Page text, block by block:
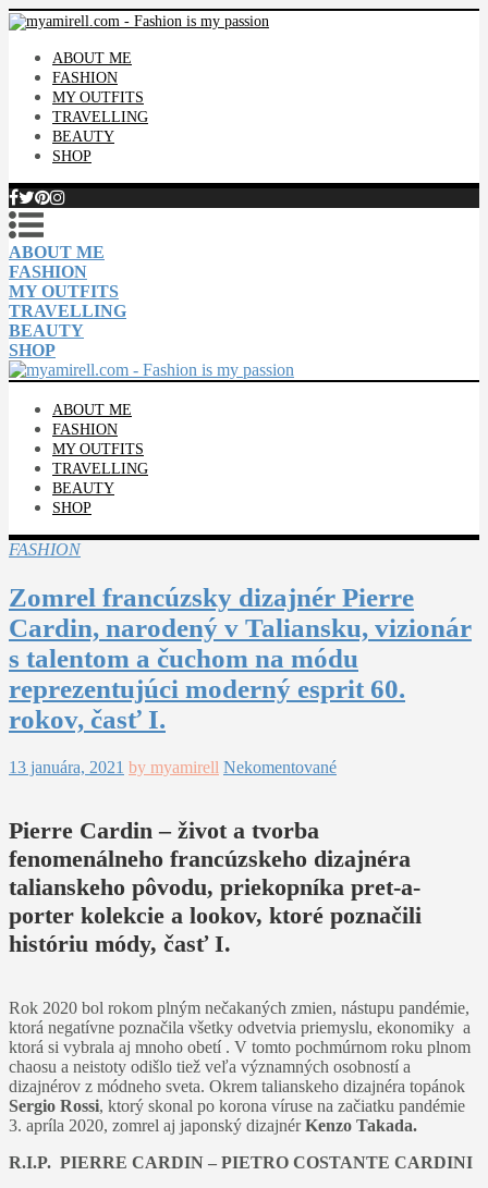
ABOUT ME
FASHION
MY OUTFITS
TRAVELLING
BEAUTY
SHOP
ABOUT ME
FASHION
MY OUTFITS
TRAVELLING
BEAUTY
SHOP
ABOUT ME
FASHION
MY OUTFITS
TRAVELLING
BEAUTY
SHOP
FASHION
Zomrel francúzsky dizajnér Pierre
Cardin, narodený v Taliansku, vizionár
s talentom a čuchom na módu
reprezentujúci moderný esprit 60.
rokov, časť I.
13 januára, 2021 by myamirell Nekomentované
Pierre Cardin – život a tvorba
fenomenálneho francúzskeho dizajnéra
talianskeho pôvodu, priekopníka pret-a-
porter kolekcie a lookov, ktoré poznačili
históriu módy, časť I.
Rok 2020 bol rokom plným nečakaných zmien, nástupu pandémie,
ktorá negatívne poznačila všetky odvetvia priemyslu, ekonomiky a
ktorá si vybrala aj mnoho obetí . V tomto pochmúrnom roku plnom
chaosu a neistoty odišlo tiež veľa významných osobností a
dizajnérov z módneho sveta. Okrem talianskeho dizajnéra topánok
Sergio Rossi, ktorý skonal po korona víruse na začiatku pandémie
3. apríla 2020, zomrel aj japonský dizajnérKenzo Takada.
R.I.P. PIERRE CARDIN – PIETRO COSTANTE CARDINI